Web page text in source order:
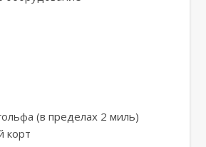
(в пределах 2 миль)
корт